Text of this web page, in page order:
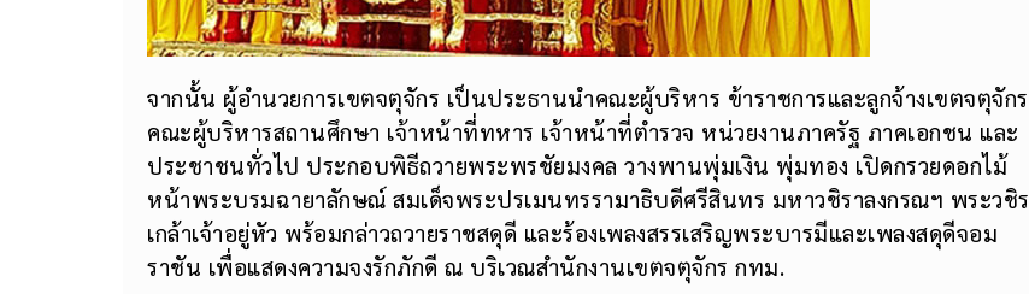
จากนั้น ผู้อำนวยการเขตจตุจักร เป็นประธานนำคณะผู้บริหาร ข้าราชการและลูกจ้างเขตจตุจักร
คณะผู้บริหารสถานศึกษา เจ้าหน้าที่ทหาร เจ้าหน้าที่ตำรวจ หน่วยงานภาครัฐ ภาคเอกชน และ
ประชาชนทั่วไป ประกอบพิธีถวายพระพรชัยมงคล วางพานพุ่มเงิน พุ่มทอง เปิดกรวยดอกไม้
หน้าพระบรมฉายาลักษณ์ สมเด็จพระปรเมนทรรามาธิบดีศรีสินทร มหาวชิราลงกรณฯ พระวชิร
เกล้าเจ้าอยู่หัว พร้อมกล่าวถวายราชสดุดี และร้องเพลงสรรเสริญพระบารมีและเพลงสดุดีจอม
ราชัน เพื่อแสดงความจงรักภักดี ณ บริเวณสำนักงานเขตจตุจักร กทม.